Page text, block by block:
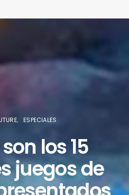
ESPECIALES
los 15
juegos de